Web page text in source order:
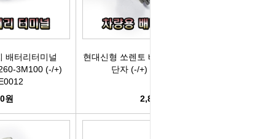
라
품]
품]
휠 타이어용품
전기용품
내장용품
와이퍼[브러쉬]
사이드미러[빽미러]
자동차엠블럼
배터리터미널
3M100 (-/+)
원
현대신형 쏘렌토 배터리터미널 배터리
단자 (-/+) OHJ TE0011
2,800원